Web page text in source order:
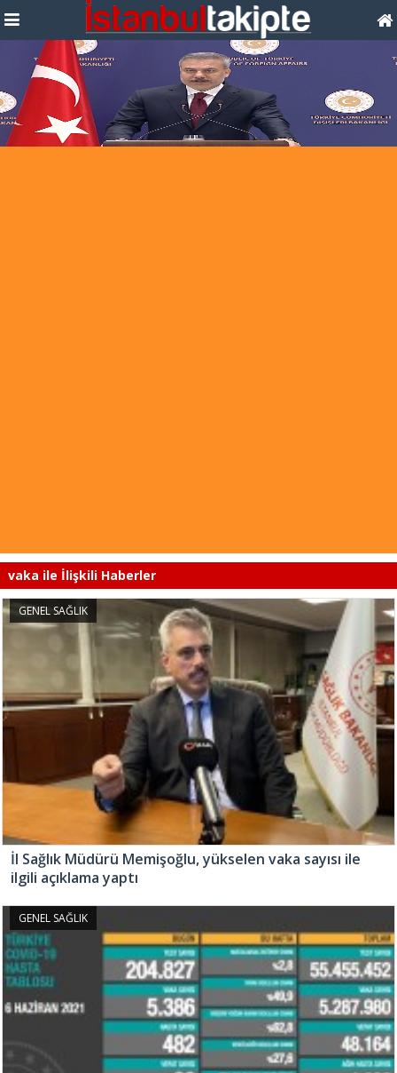
vaka ile İlişkili Haberler
GENEL SAĞLIK
İl Sağlık Müdürü Memişoğlu, yükselen vaka sayısı ile
ilgili açıklama yaptı
GENEL SAĞLIK